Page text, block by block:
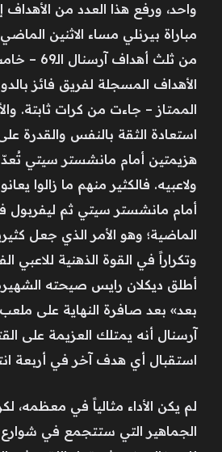
مباراة بيرنلي مساء الاثنين
من ثلث
الأهداف المسجلة لفريق فائز
الممتاز – جاءت من كرات ثابتة.
استعادة الثقة بالنفس والقدرة
هزيمتين أمام مانشستر سيتي تُعدّ
ولاعبيه. فالكثير منهم ما زالوا
أمام مانشستر سيتي ثم ليفربول
الماضية؛ وهو الأمر الذي جعل
وتكراراً في القوة الذهنية للاعبي
أطلق ديكلان رايس صيحته
بعد» بعد صافرة النهاية على ملعب
آرسنال أنه يمتلك العزيمة على
استقبال أي هدف آخر في أربعة
لم يكن الأداء مثالياً في معظمه،
الجماهير التي ستتجمع في